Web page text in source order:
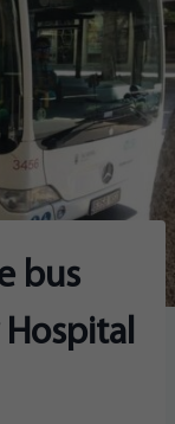
bus
Hospital